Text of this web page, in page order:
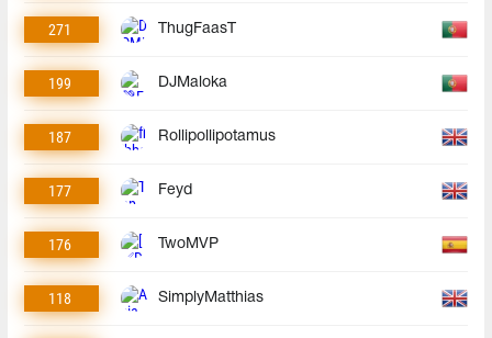
271 ThugFaasT
199 DJMaloka
187 Rollipollipotamus
177 Feyd
176 TwoMVP
118 SimplyMatthias